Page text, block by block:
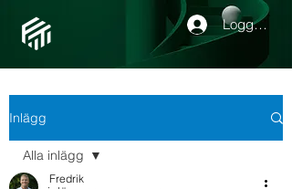
Logga in
Inlägg
Alla inlägg
Fredrik